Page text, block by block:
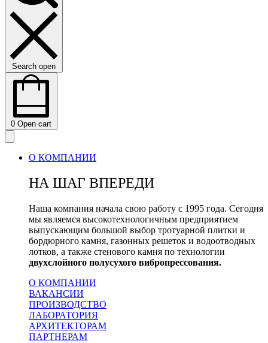
Search open
0 Open cart
О КОМПАНИИ
НА ШАГ ВПЕРЕДИ
Наша компания начала свою работу с 1995 года. Сегодня
мы являемся высокотехнологичным предприятием
выпускающим большой выбор тротуарной плитки и
бордюрного камня, газонных решеток и водоотводных
лотков, а также стенового камня по технологии
двухслойного полусухого вибропрессования.
О КОМПАНИИ
ВАКАНСИИ
ПРОИЗВОДСТВО
ЛАБОРАТОРИЯ
АРХИТЕКТОРАМ
ПАРТНЕРАМ